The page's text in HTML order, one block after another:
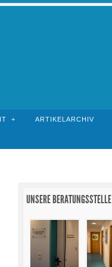
ARTIKELARCHIV
UNSERE BERATUNGSSTELLE